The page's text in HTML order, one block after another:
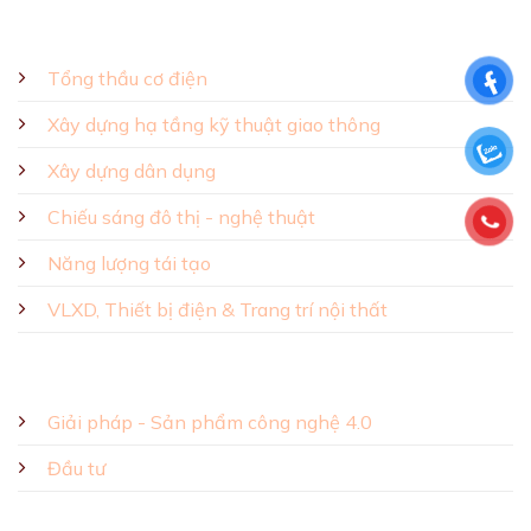
Tổng thầu cơ điện
Xây dựng hạ tầng kỹ thuật giao thông
Xây dựng dân dụng
Chiếu sáng đô thị - nghệ thuật
Năng lượng tái tạo
VLXD, Thiết bị điện & Trang trí nội thất
Giải pháp - Sản phẩm công nghệ 4.0
Đầu tư